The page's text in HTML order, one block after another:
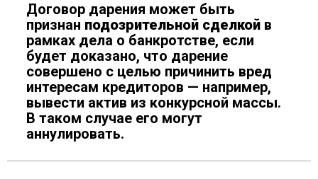
Договор дарения может быть
признан подозрительной сделкой в
рамках дела о банкротстве, если
будет доказано, что дарение
совершено с целью причинить вред
интересам кредиторов — например,
вывести актив из конкурсной массы.
В таком случае его могут
аннулировать.